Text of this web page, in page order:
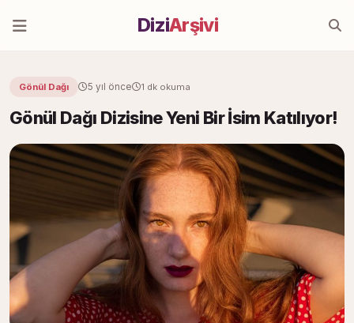
DiziArşivi
Gönül Dağı 5 yıl önce 1 dk okuma
Gönül Dağı Dizisine Yeni Bir İsim Katılıyor!